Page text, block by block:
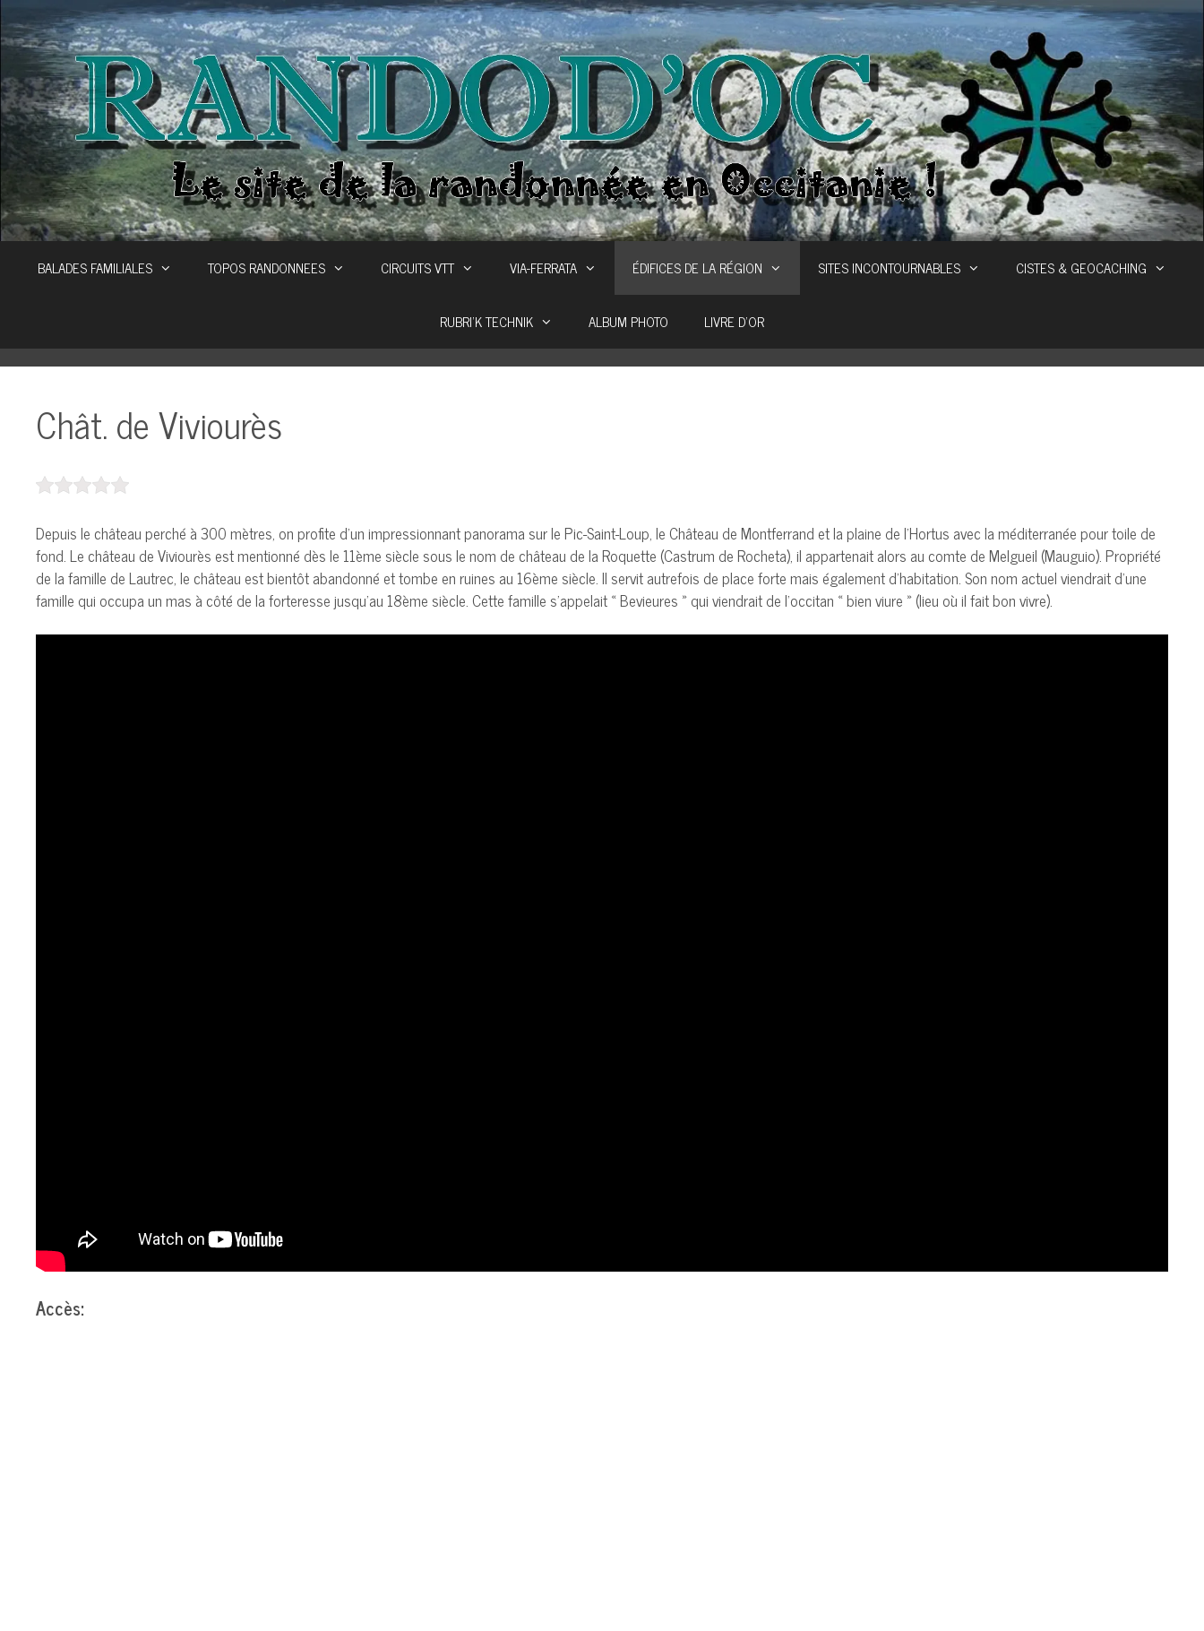
Aller
au
contenu
BALADES FAMILIALES TOPOS RANDONNEES CIRCUITS VTT VIA-FERRATA ÉDIFICES DE LA RÉGION SITES INCONTOURNABLES CISTES & GEOCACHING
RUBRI’K TECHNIK ALBUM PHOTO LIVRE D’OR
Chât. de Viviourès
Depuis le château perché à 300 mètres, on profite d’un impressionnant panorama sur le Pic-Saint-Loup, le Château de Montferrand et la plaine de l’Hortus avec la méditerranée pour toile de
fond. Le château de Viviourès est mentionné dès le 11ème siècle sous le nom de château de la Roquette (Castrum de Rocheta), il appartenait alors au comte de Melgueil (Mauguio). Propriété
de la famille de Lautrec, le château est bientôt abandonné et tombe en ruines au 16ème siècle. Il servit autrefois de place forte mais également d’habitation. Son nom actuel viendrait d’une
famille qui occupa un mas à côté de la forteresse jusqu’au 18ème siècle. Cette famille s’appelait « Bevieures » qui viendrait de l’occitan « bien viure » (lieu où il fait bon vivre).
Accès: